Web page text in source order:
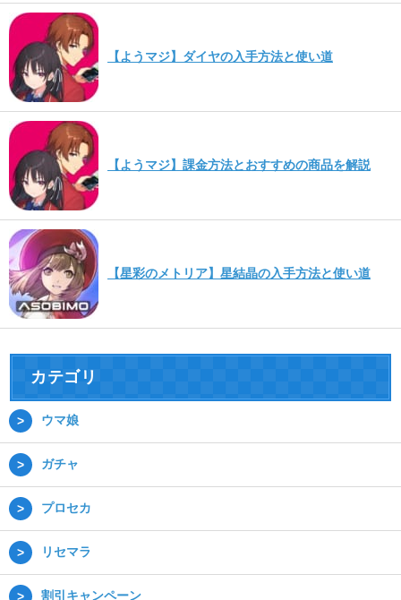
【ようマジ】ダイヤの入手方法と使い道
【ようマジ】課金方法とおすすめの商品を解説
【星彩のメトリア】星結晶の入手方法と使い道
カテゴリ
ウマ娘
ガチャ
プロセカ
リセマラ
割引キャンペーン